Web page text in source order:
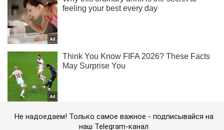
Не надоедаем! Только самое важное - подписывайся на
наш Telegram-канал